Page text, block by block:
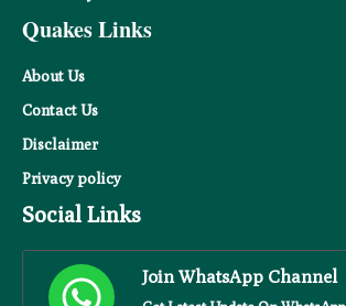
Quakes Links
About Us
Contact Us
Disclaimer
Privacypolicy
Social Links
Join WhatsApp Channel